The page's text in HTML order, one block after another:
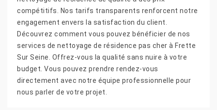
compétitifs. Nos tarifs transparents renforcent notre
engagement envers la satisfaction du client.
Découvrez comment vous pouvez bénéficier de nos
services de nettoyage de résidence pas cher à Frette
Sur Seine. Offrez-vous la qualité sans nuire à votre
budget. Vous pouvez prendre rendez-vous
directement avec notre équipe professionnelle pour
nous parler de votre projet.